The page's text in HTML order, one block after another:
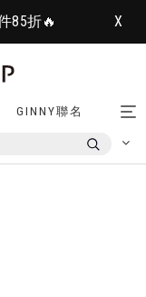
85折🔥 X
GINNY聯名